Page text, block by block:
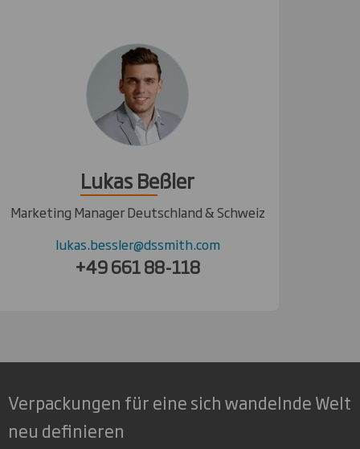
Lukas Beßler
Marketing Manager Deutschland & Schweiz
lukas.bessler@dssmith.com
+49 661 88-118
Verpackungen für eine sich wandelnde Welt
neu definieren